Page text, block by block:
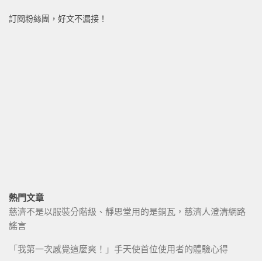
訂閱粉絲團，好文不漏接！
熱門文章
慈濟不是以服裝分階級、靜思堂用的是銅瓦，慈濟人澄清網路
謠言
「我第一次感覺這麼爽！」手天使首位使用者的體驗心得